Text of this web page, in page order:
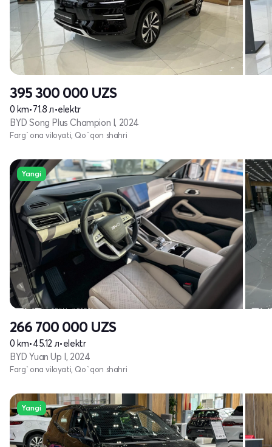
395 300 000 UZS
0 km•71.8 л•elektr
BYD Song Plus Champion I, 2024
Farg`ona viloyati, Qo`qon shahri
Yangi
266 700 000 UZS
0 km•45.12 л•elektr
BYD Yuan Up I, 2024
Farg`ona viloyati, Qo`qon shahri
Yangi